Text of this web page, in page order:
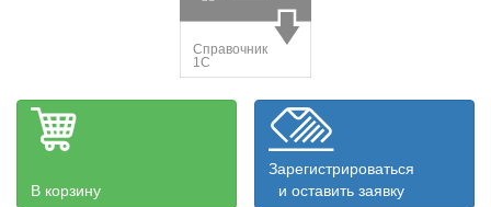
В корзину
Зарегистрироваться
и оставить заявку